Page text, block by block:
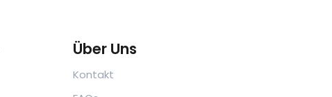
Über Uns
Kontakt